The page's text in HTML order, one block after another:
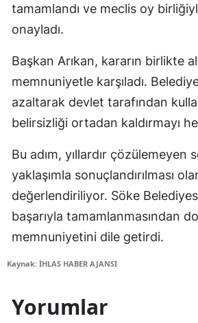
tamamlandı ve meclis oy
onayladı.
Başkan Arıkan, kararın birlikte
memnuniyetle karşıladı.
azaltarak devlet tarafından
belirsizliği ortadan kaldırmayı
Bu adım, yıllardır çözülemeyen
yaklaşımla sonuçlandırılması
değerlendiriliyor. Söke
başarıyla tamamlanmasından
memnuniyetini dile getirdi.
Kaynak: İHLAS HABER AJANSI
Yorumlar